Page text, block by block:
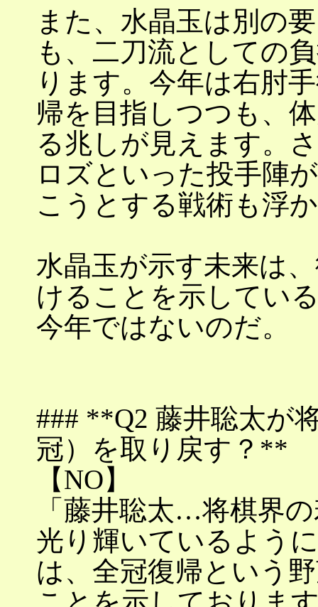
また、水晶玉は別の
も、二刀流としての
ります。今年は右肘
帰を目指しつつも、
る兆しが見えます。
ロズといった投手陣
こうとする戦術も浮
水晶玉が示す未来は
けることを示してい
今年ではないのだ。
### **Q2 藤井聡太が
冠）を取り戻す？**
【NO】
「藤井聡太…将棋界
光り輝いているよう
は、全冠復帰という